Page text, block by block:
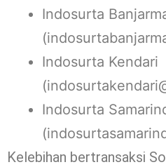
Indosurta
Indosurta Kendari
Indosurta
Kelebihan bertransaksi